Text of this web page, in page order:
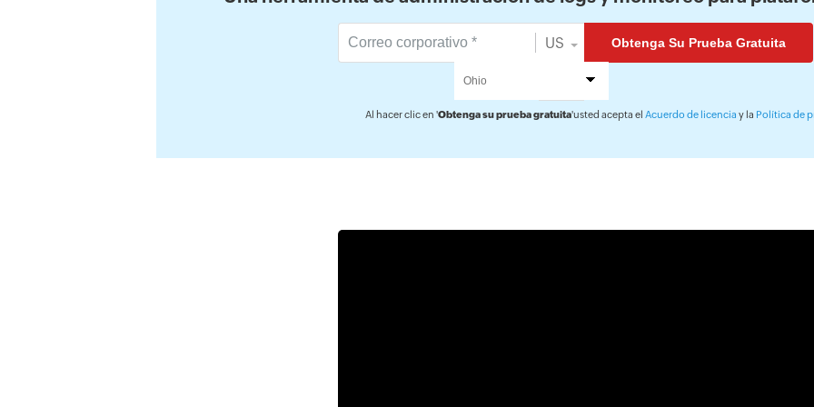
US
Al hacer clic en 'Obtenga su prueba gratuita'usted acepta el Acuerdo de licencia y la Política de